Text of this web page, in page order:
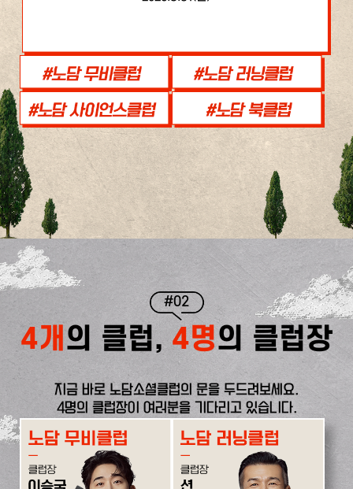
#02
4개 의 클럽, 4명의 클럽장
지금 바로 노담소셜클럽의 문을 두드려보세요.
4명의 클럽장이 여러분을 기다리고 있습니다.